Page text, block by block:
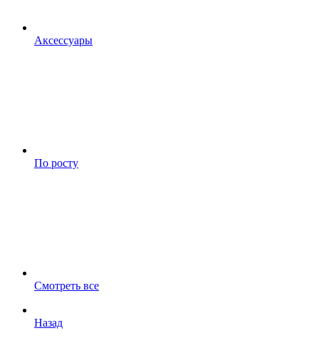
Аксессуары
По росту
Смотреть все
Назад